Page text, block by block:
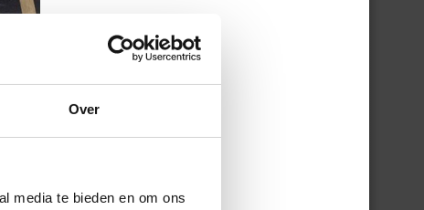
Over
media te bieden en om ons